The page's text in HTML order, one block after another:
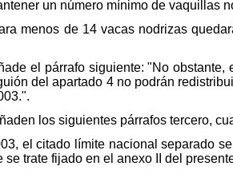
un número mínimo de vaquillas
menos de 14 vacas nodrizas
el párrafo siguiente: "No
del apartado 4 no podrán
los siguientes párrafos tercero,
el citado límite nacional separado
trate fijado en el anexo II del